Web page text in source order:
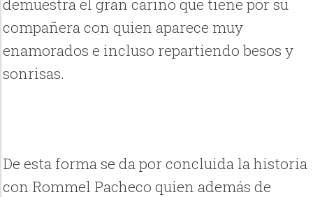
demuestra el gran cariño que tiene por su
compañera con quien aparece muy
enamorados e incluso repartiendo besos y
sonrisas.
De esta forma se da por concluida la historia
con Rommel Pacheco quien además de